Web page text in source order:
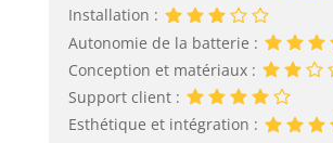
Installation :
Autonomie de la batterie :
Conception et matériaux :
Support client :
Esthétique et intégration :